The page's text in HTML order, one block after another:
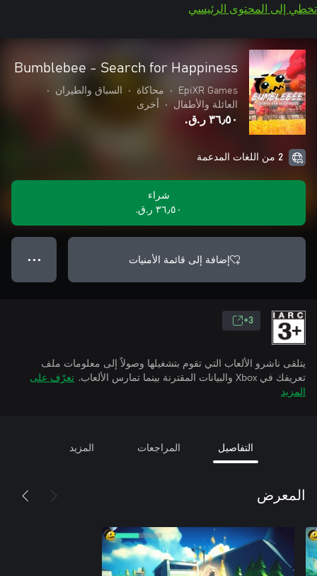
تخطي إلى المحتوى الرئيسي
Bumblebee - Search for Happiness
EpiXR Games
• محاكاة • السباق والطيران
•
العائلة والأطفال
• أخرى
٣٦٫٥٠ ر.ق.‏
2 من اللغات المدعمة
شراء
٣٦٫٥٠ ر.ق.‏
إضافة إلى قائمة الأمنيات ● ● ●
3+
يتلقى ناشرو الألعاب التي تقوم بتشغيلها وصولاً إلى معلومات ملف
تعريفك في Xbox والبيانات المقترنة بينما تمارس الألعاب.
تعرّف على
المزيد
التفاصيل المراجعات المزيد
المعرض